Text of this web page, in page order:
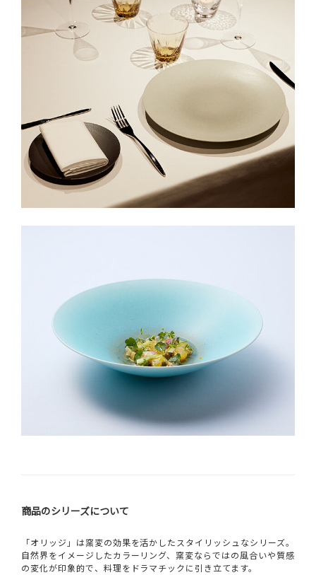
商品のシリーズについて
「オリッジ」は窯変の効果を活かしたスタイリッシュなシリーズ。
自然界をイメージしたカラーリング、窯変ならではの風合いや質感
の変化が印象的で、料理をドラマチックに引き立てます。